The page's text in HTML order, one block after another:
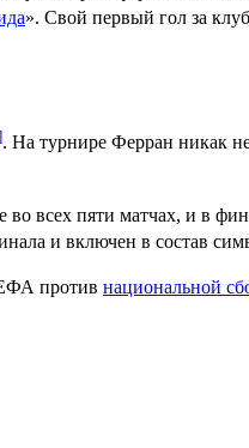
». Свой первый гол за
. На турнире Ферран никак
всех пяти матчах, и в
и включен в состав
против национальной